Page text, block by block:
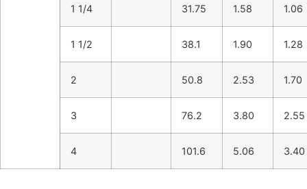
1 1/4 31.75 1.58 1.06
1 1/2 38.1 1.90 1.28
2 50.8 2.53 1.70
3 76.2 3.80 2.55
4 101.6 5.06 3.40